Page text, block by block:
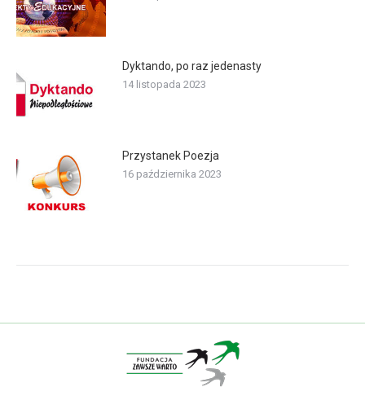
Dyktando, po raz jedenasty
14 listopada 2023
Przystanek Poezja
16 października 2023